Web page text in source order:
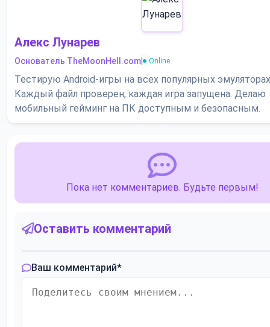
Алекс Лунарев
Основатель TheMoonHell.com Online
Тестирую Android-игры на всех популярных
Каждый файл проверен, каждая игра запущена. Делаю
мобильный гейминг на ПК доступным и безопасным.
Пока нет комментариев. Будьте первым!
Оставить комментарий
Ваш комментарий*